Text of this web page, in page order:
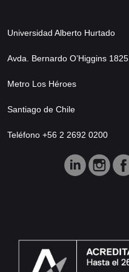
Universidad Alberto Hurtado
Avda. Bernardo O’Higgins 1825
Metro Los Héroes
Santiago de Chile
Teléfono +56 2 2692 0200